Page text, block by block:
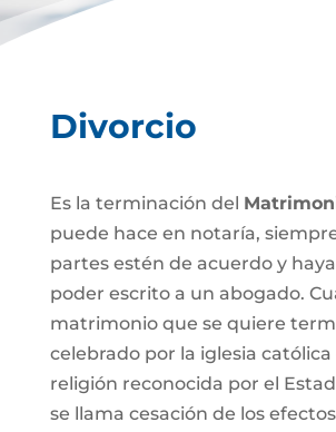
Divorcio
Es la terminación del
puede hace en notaría,
partes estén de acuerdo y
poder escrito a un abogado.
matrimonio que se quiere
celebrado por la iglesia
religión reconocida por el
se llama cesación de los